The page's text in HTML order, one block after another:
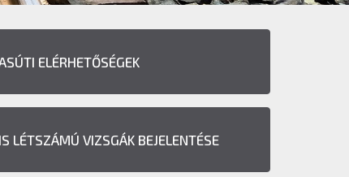
ELÉRHETŐSÉGEK
LÉTSZÁMÚ VIZSGÁK BEJELENTÉSE